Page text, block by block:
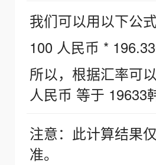
我们可以用以下公
100 人民币 *
所以，根据汇率可
人民币 等于 19633
注意：此计算结果
准。